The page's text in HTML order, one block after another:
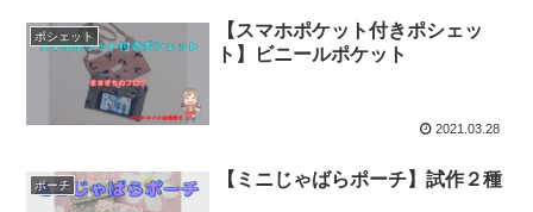
ポシェット
【スマホポケット付きポシェッ
ト】ビニールポケット
2021.03.28
ポーチ 【ミニじゃばらポーチ】試作２種